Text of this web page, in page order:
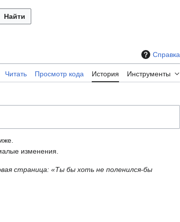
Найти
Справка
Читать Просмотр кода История Инструменты
изменения.
страница: «Ты бы хоть не поленился-бы